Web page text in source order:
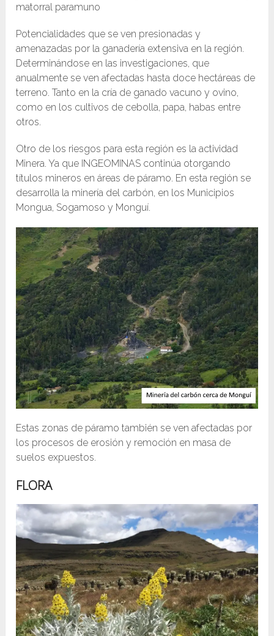
matorral paramuno
Potencialidades que se ven presionadas y
amenazadas por la ganadería extensiva en la región.
Determinándose en las investigaciones, que
anualmente se ven afectadas hasta doce hectáreas de
terreno. Tanto en la cría de ganado vacuno y ovino,
como en los cultivos de cebolla, papa, habas entre
otros.
Otro de los riesgos para esta región es la actividad
Minera. Ya que INGEOMINAS continúa otorgando
títulos mineros en áreas de páramo. En esta región se
desarrolla la minería del carbón, en los Municipios
Mongua, Sogamoso y Monguí.
Estas zonas de páramo también se ven afectadas por
los procesos de erosión y remoción en masa de
suelos expuestos.
FLORA